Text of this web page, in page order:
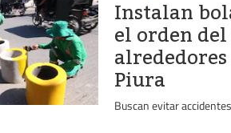
Instalan
el orden
Piura
Buscan evitar